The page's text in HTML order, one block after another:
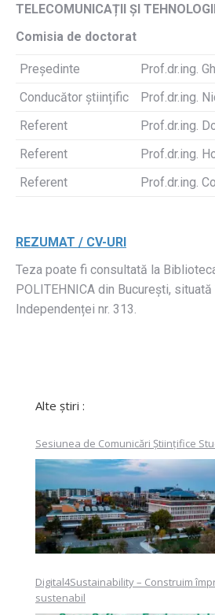
TELECOMUNICAȚII ȘI
Comisia de doctorat
Președinte
Prof.dr.ing.
Conducător științific
Prof.dr.ing.
Referent
Prof.dr.ing.
Referent
Prof.dr.ing.
Referent
Prof.dr.ing.
REZUMAT / CV-URI
Teza poate fi consultată la
POLITEHNICA din București,
Independenței nr. 313.
Alte știri :
Sesiunea de Comunicări Științifice
Digital4Sustainability – Construim
sustenabil